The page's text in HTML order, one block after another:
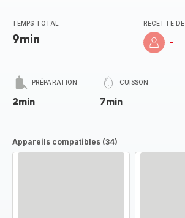
TEMPS TOTAL
9min
RECETTE DE
-
PRÉPARATION
2min
CUISSON
7min
Appareils compatibles (34)